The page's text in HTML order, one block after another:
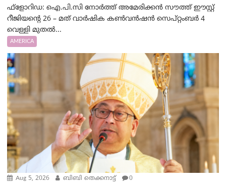
ഫ്ളോറിഡ: ഐ.പി.സി നോർത്ത് അമേരിക്കൻ സൗത്ത് ഈസ്റ്റ്
റീജിയന്റെ 26 – മത് വാർഷിക കൺവൻഷൻ സെപ്റ്റംബർ 4
വെള്ളി മുതൽ...
AMERICA
Aug 5, 2026 ബിബി തെക്കനാട്ട് 0